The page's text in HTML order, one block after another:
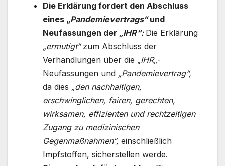
Die Erklärung fordert den Abschluss
eines „Pandemievertrags“und
Neufassungen der „IHR“: Die Erklärung
„ermutigt“zum Abschluss der
Verhandlungen über die „IHR„-
Neufassungen und „Pandemievertrag“,
da dies „den nachhaltigen,
erschwinglichen, fairen, gerechten,
wirksamen, effizienten und rechtzeitigen
Zugang zu medizinischen
Gegenmaßnahmen“, einschließlich
Impfstoffen, sicherstellen werde.